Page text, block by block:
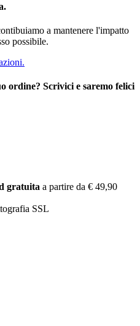
a mantenere l'impatto
possibile.
ordine? Scrivici e saremo felici
gratuita a partire da € 49,90
SSL